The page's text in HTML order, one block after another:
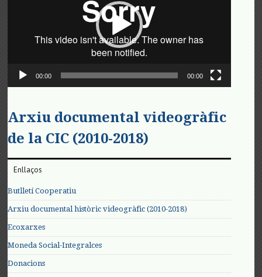
00:00 00:00
Arxiu documental videogràfic
de la CIC (2010-2018)
Enllaços
Butlletí Cooperatiu
Arxiu documental històric videogràfic (2010-2018)
Ecoxarxes
Moneda Social-Integralces
Donacions